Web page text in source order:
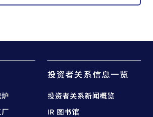
投资者关系信息一览
投资者关系新闻概览
IR 图书馆